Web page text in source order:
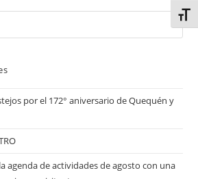
por el 172° aniversario de Quequén y
agenda de actividades de agosto con una